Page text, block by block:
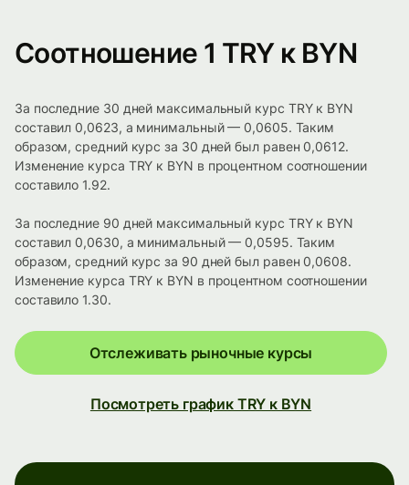
Соотношение 1 TRY к BYN
За последние 30 дней максимальный курс TRY к BYN
составил 0,0623, а минимальный — 0,0605. Таким
образом, средний курс за 30 дней был равен 0,0612.
Изменение курса TRY к BYN в процентном соотношении
составило 1.92.
За последние 90 дней максимальный курс TRY к BYN
составил 0,0630, а минимальный — 0,0595. Таким
образом, средний курс за 90 дней был равен 0,0608.
Изменение курса TRY к BYN в процентном соотношении
составило 1.30.
Отслеживать рыночные курсы
Посмотреть график TRY к BYN